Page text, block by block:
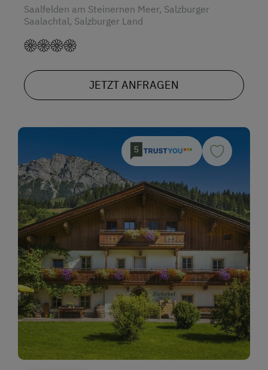
Saalfelden am Steinernen Meer, Salzburger
Saalachtal, Salzburger Land
JETZT ANFRAGEN
5